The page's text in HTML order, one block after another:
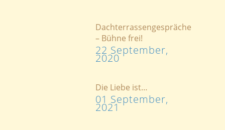
Dachterrassengespräche
– Bühne frei!
22 September,
2020
Die Liebe ist…
01 September,
2021